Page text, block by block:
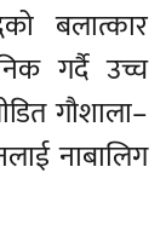
बलात्कार
गर्दै उच्च
गौशाला–
नाबालिग